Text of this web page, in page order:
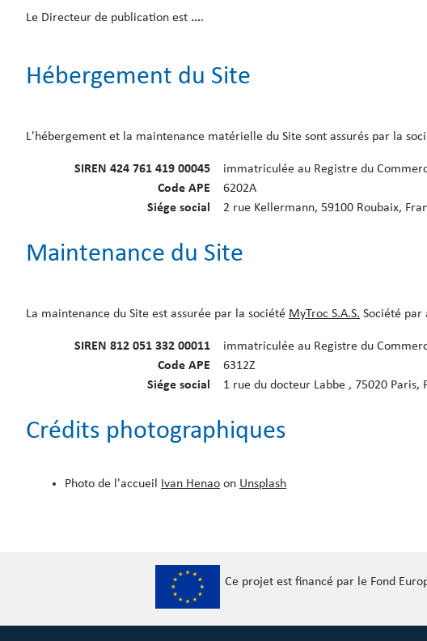
Le Directeur de publication est ....
Hébergement du Site
L'hébergement et la maintenance matérielle du Site sont assurés par la
SIREN 424 761 419 00045
immatriculée au Registre du
Code APE
6202A
Siége social
2 rue Kellermann, 59100 Roubaix,
Maintenance du Site
La maintenance du Site est assurée par la société MyTroc S.A.S. Société par
SIREN 812 051 332 00011
immatriculée au Registre du
Code APE
6312Z
Siége social
1 rue du docteur Labbe , 75020 Paris,
Crédits photographiques
Photo de l'accueil Ivan Henao on Unsplash
Ce projet est financé par le Fond